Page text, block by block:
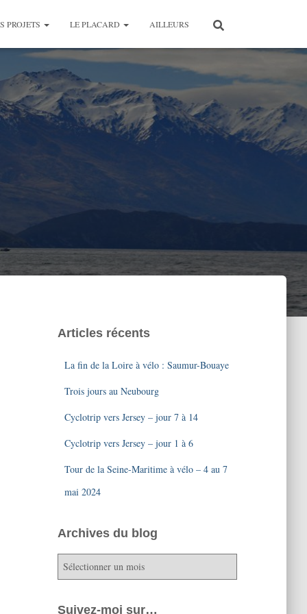
PROJETS LE PLACARD AILLEURS
Articles récents
La fin de la Loire à vélo : Saumur-Bouaye
Trois jours au Neubourg
Cyclotrip vers Jersey – jour 7 à 14
Cyclotrip vers Jersey – jour 1 à 6
Tour de la Seine-Maritime à vélo – 4 au 7
mai 2024
Archives du blog
r
h
Suivez-moi sur…